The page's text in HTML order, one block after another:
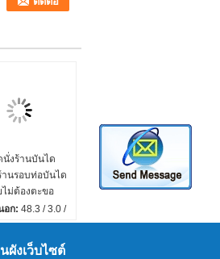
งร้านบันได
านรอบท่อบันได
ม่ต้องตะขอ
อก: 48.3 / 3.0 /
/ 48.3 / 4.0
ว: 1,000 /
ผังเว็บไซต์